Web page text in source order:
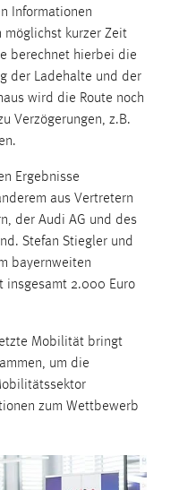
Informationen
kurzer Zeit
berechnet hierbei die
der Ladehalte und der
wird die Route noch
Verzögerungen, z.B.
Ergebnisse
aus Vertretern
der Audi AG und des
Stefan Stiegler und
bayernweiten
insgesamt 2.000 Euro
Mobilität bringt
um die
zum Wettbewerb
anonym.
zu verstehen, wie
nutzen.
Drittanbietern
Werbung anzuzeigen.
über Websites